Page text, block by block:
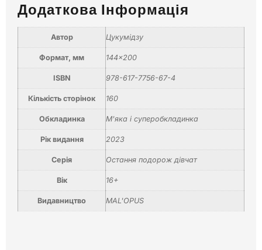
Додаткова Інформація
Автор Цукумідзу
Формат, мм 144×200
ISBN 978-617-7756-67-4
Кількість сторінок 160
Обкладинка М'яка і суперобкладинка
Рік видання 2023
Серія Остання подорож дівчат
Вік 16+
Видавництво MAL'OPUS